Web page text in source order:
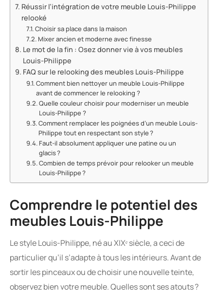
Réussir l’intégration de votre meuble Louis-Philippe
relooké
Choisir sa place dans la maison
Mixer ancien et moderne avec finesse
Le mot de la fin : Osez donner vie à vos meubles
Louis-Philippe
FAQ sur le relooking des meubles Louis-Philippe
Comment bien nettoyer un meuble Louis-Philippe
avant de commencer le relooking ?
Quelle couleur choisir pour moderniser un meuble
Louis-Philippe ?
Comment remplacer les poignées d’un meuble Louis-
Philippe tout en respectant son style ?
Faut-il absolument appliquer une patine ou un
glacis ?
Combien de temps prévoir pour relooker un meuble
Louis-Philippe ?
Comprendre le potentiel des
meubles Louis-Philippe
Le style Louis-Philippe, né au XIXᵉ siècle, a ceci de
particulier qu’il s’adapte à tous les intérieurs. Avant de
sortir les pinceaux ou de choisir une nouvelle teinte,
observez bien votre meuble. Quelles sont ses atouts ?